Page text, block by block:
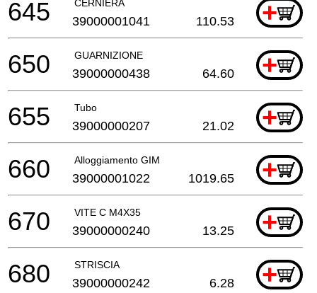
CERNIERA +
645 39000001041 110.53
GUARNIZIONE +
650 39000000438 64.60
Tubo +
655 39000000207 21.02
Alloggiamento GIM +
660 39000001022 1019.65
VITE C M4X35 +
670 39000000240 13.25
STRISCIA +
680 39000000242 6.28